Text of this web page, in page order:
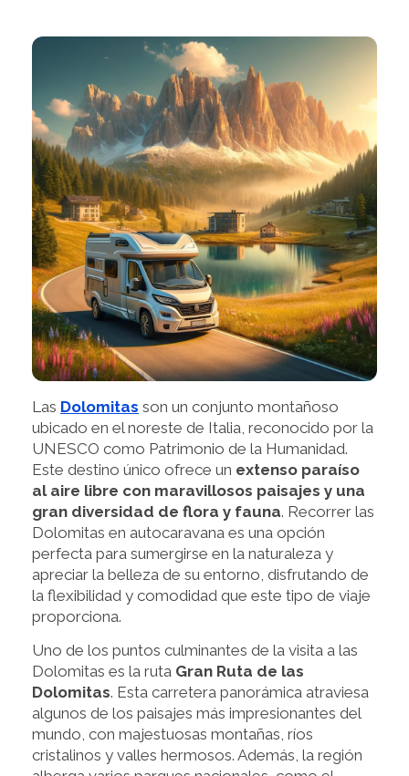
Las Dolomitas son un conjunto montañoso
ubicado en el noreste de Italia, reconocido por la
UNESCO como Patrimonio de la Humanidad.
Este destino único ofrece un extenso paraíso
al aire libre con maravillosos paisajes y una
gran diversidad de flora y fauna. Recorrer las
Dolomitas en autocaravana es una opción
perfecta para sumergirse en la naturaleza y
apreciar la belleza de su entorno, disfrutando de
la flexibilidad y comodidad que este tipo de viaje
proporciona.
Uno de los puntos culminantes de la visita a las
Dolomitas es la ruta Gran Ruta de las
Dolomitas. Esta carretera panorámica atraviesa
algunos de los paisajes más impresionantes del
mundo, con majestuosas montañas, ríos
cristalinos y valles hermosos. Además, la región